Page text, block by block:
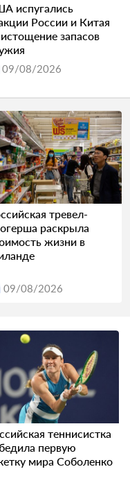
испугались
России и Китая
запасов
09/08/2026
тревел-
раскрыла
жизни в
09/08/2026
теннисистка
первую
мира Соболенко